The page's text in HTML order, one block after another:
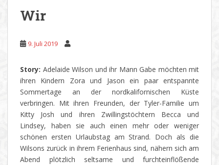
Wir
9. Juli 2019
Story: Adelaide Wilson und ihr Mann Gabe möchten mit
ihren Kindern Zora und Jason ein paar entspannte
Sommertage an der nordkalifornischen Küste
verbringen. Mit ihren Freunden, der Tyler-Familie um
Kitty Josh und ihren Zwillingstöchtern Becca und
Lindsey, haben sie auch einen mehr oder weniger
schönen ersten Urlaubstag am Strand. Doch als die
Wilsons zurück in ihrem Ferienhaus sind, nähern sich am
Abend plötzlich seltsame und furchteinflößende